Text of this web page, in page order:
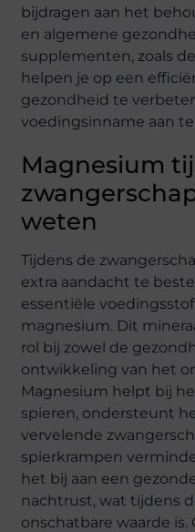
bijdragen aan het
en algemene
supplementen, zoals
helpen je op een
gezondheid te
voedingsinname aan
Magnesium
weten
Tijdens de
extra aandacht te
essentiële
magnesium. Dit
rol bij zowel de
ontwikkeling van het
Magnesium helpt bij
spieren, ondersteunt
vervelende
spierkrampen
het bij aan een
nachtrust, wat tijdens
onschatbare waarde